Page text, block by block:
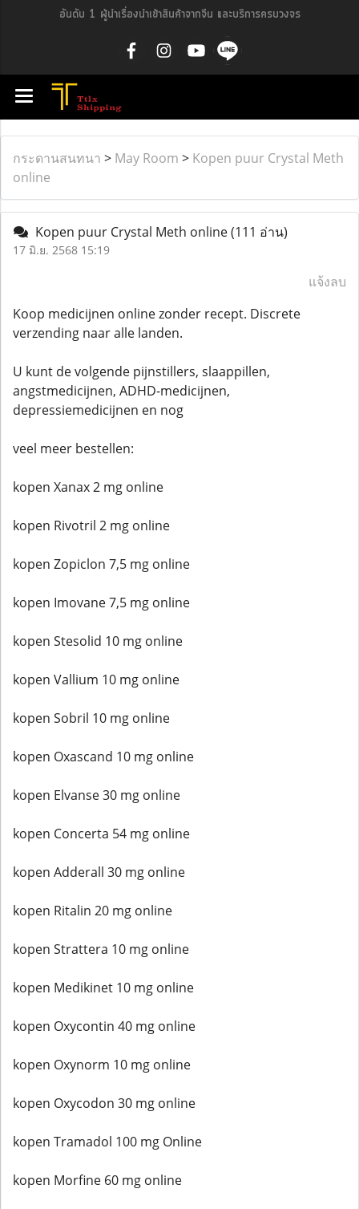
อันดับ 1 ผู้นำเรื่องนำเข้าสินค้าจากจีน และบริการครบวงจร
กระดานสนทนา > May Room > Kopen puur Crystal Meth
online
Kopen puur Crystal Meth online(111 อ่าน)
17 มิ.ย. 2568 15:19
แจ้งลบ
Koop medicijnen online zonder recept. Discrete
verzending naar alle landen.
U kunt de volgende pijnstillers, slaappillen,
angstmedicijnen, ADHD-medicijnen,
depressiemedicijnen en nog
veel meer bestellen:
kopen Xanax 2 mg online
kopen Rivotril 2 mg online
kopen Zopiclon 7,5 mg online
kopen Imovane 7,5 mg online
kopen Stesolid 10 mg online
kopen Vallium 10 mg online
kopen Sobril 10 mg online
kopen Oxascand 10 mg online
kopen Elvanse 30 mg online
kopen Concerta 54 mg online
kopen Adderall 30 mg online
kopen Ritalin 20 mg online
kopen Strattera 10 mg online
kopen Medikinet 10 mg online
kopen Oxycontin 40 mg online
kopen Oxynorm 10 mg online
kopen Oxycodon 30 mg online
kopen Tramadol 100 mg Online
kopen Morfine 60 mg online